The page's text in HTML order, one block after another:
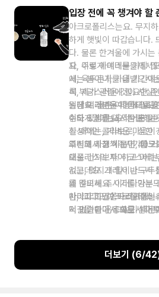
전, 그리고 에렉테이온
그 이후에는 올라오신 반
가시는 코스로 진행이 됩
는 없지만, 아크로폴리스
로 아레오스 파고스를 둘
가 마무리 될 예정인데요.
분들께서도 아크로폴리
조절해 주시길 바라겠구
크로폴리스에 방문할 때
가 되실만한 정보들을
입장 전에 꼭 챙겨야 할
아크로폴리스는요. 무지
하게 햇빛이 따갑습니다.
다. 물론 한겨울에 가시
요, 주로 아테네를 가장
에는 봄이나, 가을 기간
히 부담스러운 것이 사실
굉장히 가벼운 마음으로
심하게 썽을 내시는 분들
자, 이렇게 여러분들께서
서, 육두문자를 내뱉으시
록, 제가 관람에 필요한
는데요. 물론 여행에 필
수도 있지만요, 적어도 이
실 때에는, 가벼운 마음
의식해서 챙겨주시기를
일단 여러분들이 아테네
이나 8월에는요. 작렬하
환상적인 콜라보로, 심한
주변의 최고 기온이 40도
로폴리스의 투어 코스에
없는데요. 그래서 반드시
를 준비해 주시기를 당부
반이라고 말씀드리기에
덕길을 돌아서 오르시다
그리고 가끔씩 보면, 아
대로 건져보자! 하고 머리
시고, 멋지게 힐이나 구두
꽤 많으세요. 이러다가는
사라고 하죠? 아크로폴리
시 편안한 운동화를 신어
소 같은데 가시면요. 농
토시 있잖아요? 이게 그
아, 그리고 아크로폴리스
이 없습니다. 그렇기 때문
리의 마지막 코스인 아레
처에, 화장실이 있으니까
더보기 (6/42